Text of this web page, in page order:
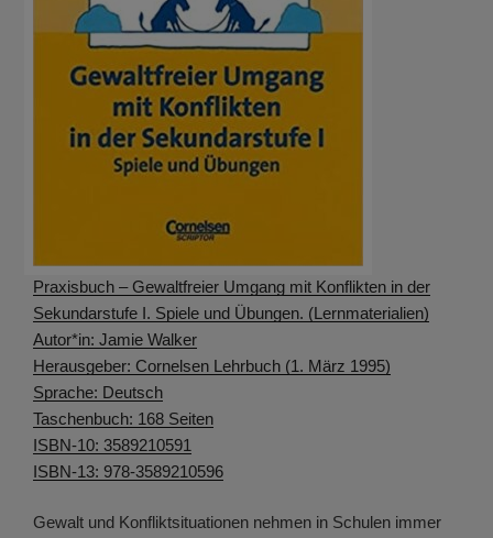
Praxisbuch – Gewaltfreier Umgang mit Konflikten in der
Sekundarstufe I. Spiele und Übungen. (Lernmaterialien)
Autor*in: Jamie Walker
Herausgeber: Cornelsen Lehrbuch (1. März 1995)
Sprache: Deutsch
Taschenbuch: 168 Seiten
ISBN-10: 3589210591
ISBN-13: 978-3589210596
Gewalt und Konfliktsituationen nehmen in Schulen immer